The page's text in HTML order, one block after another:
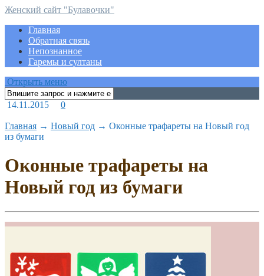
Женский сайт "Булавочки"
Главная
Обратная связь
Непознанное
Гаремы и султаны
Открыть меню
14.11.2015 0
Главная → Новый год → Оконные трафареты на Новый год
из бумаги
Оконные трафареты на
Новый год из бумаги